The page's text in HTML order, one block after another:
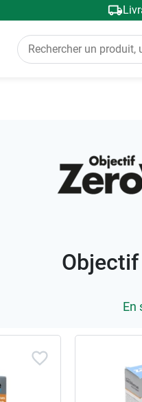
En